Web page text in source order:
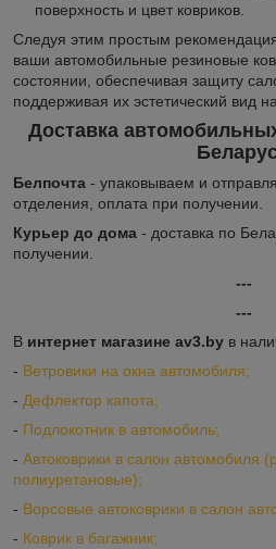
поверхность и цвет ковриков.
Следуя этим простым
ваши автомобильные резиновые
состоянии, обеспечивая защиту
поддерживая их эстетический вид
Доставка
Белпочта - упаковываем и
отделения, оплата при получении.
Курьер до дома - доставка по
получении.
---
---
В интернет магазине av3.by в
- Ветровики на окна автомобиля;
- Дефлектор капота;
- Подлокотник в автомобиль;
- Автоковрики в салон автомобиля
полиуретановые);
- Ворсовые автоковрики в салон
- Коврик в багажник;